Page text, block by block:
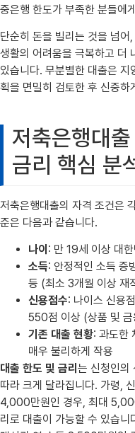
중은행 한도가 부족한 분들에
단순히 돈을 빌리는 것을 넘
생활의 어려움을 극복하고 더
있습니다. 무분별한 대출은 지
획을 면밀히 검토한 후 신중하
저축은행대
금리 핵심 분
저축은행대출의 자격 조건은
준은 다음과 같습니다.
나이 : 만 19세 이상 대
소득: 안정적인 소득 증
등 (최소 3개월 이상 재
신용점수: 나이스 신용
550점 이상 (상품 및 금
기존 대출 현황: 과도한
매우 불리하게 작용
대출 한도 및 금리 는 신청인의
따라 크게 달라집니다. 가령,
4,000만원인 경우, 최대
리로 대출이 가능할 수 있습